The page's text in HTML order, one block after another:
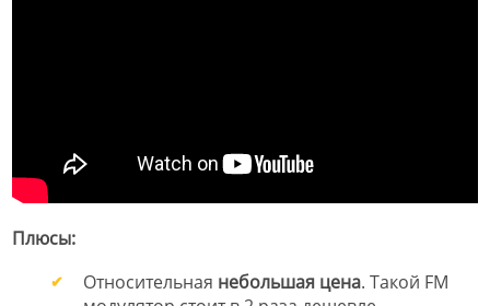
Плюсы:
Относительная небольшая цена. Такой FM